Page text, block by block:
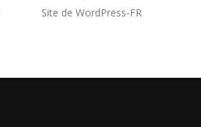
Site de WordPress-FR